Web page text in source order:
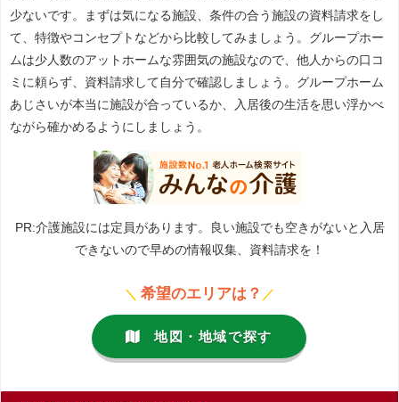
少ないです。まずは気になる施設、条件の合う施設の資料請求をし
て、特徴やコンセプトなどから比較してみましょう。グループホー
ムは少人数のアットホームな雰囲気の施設なので、他人からの口コ
ミに頼らず、資料請求して自分で確認しましょう。グループホーム
あじさいが本当に施設が合っているか、入居後の生活を思い浮かべ
ながら確かめるようにしましょう。
PR:介護施設には定員があります。良い施設でも空きがないと入居
できないので早めの情報収集、資料請求を！
＼ 希望のエリアは？ ／
地図・地域で探す